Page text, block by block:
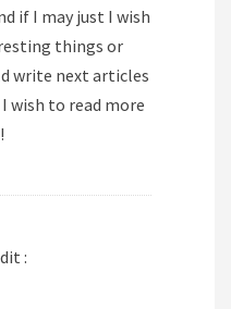
if I may just I wish
things or
write next articles
wish to read more
dit :